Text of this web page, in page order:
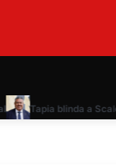
Tapia blinda a Scaloni: